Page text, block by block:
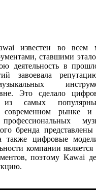
известен во всем
ставшими
деятельность в
завоевала
Это сделало
самых
современном рынке и
бренда представлены
также цифровые
компании является
поэтому Kawai